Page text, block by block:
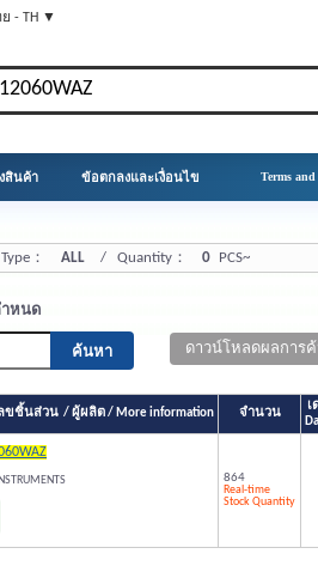
ย - TH ▼
สินค้า ข้อตกลงและเงื่อนไข Terms
： ALL / Quantity： 0 PCS~
ำหนด
ดาวน์โหลดผลการค้
ขชิ้นส่วน / ผู้ผลิต / More information จำนวน
เ
864
Real-time
Stock Quantity